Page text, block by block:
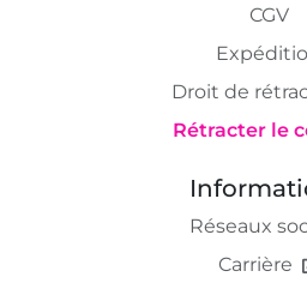
CGV
Droit de
Rétracter le
Réseaux
Carrière